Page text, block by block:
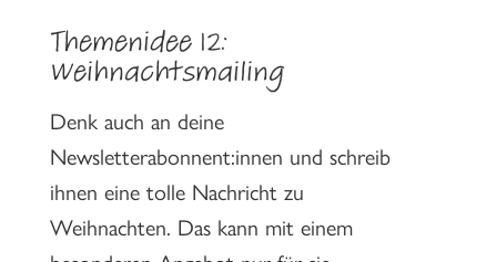
Themenidee 12:
Weihnachtsmailing
Denk auch an deine
Newsletterabonnent:innen und schreib
ihnen eine tolle Nachricht zu
Weihnachten. Das kann mit einem